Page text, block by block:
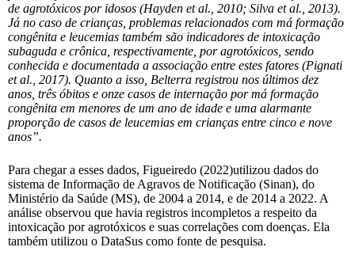
de agrotóxicos por idosos (Hayden et al., 2010; Silva et al., 2013).
Já no caso de crianças, problemas relacionados com má formação
congênita e leucemias também são indicadores de intoxicação
subaguda e crônica, respectivamente, por agrotóxicos, sendo
conhecida e documentada a associação entre estes fatores (Pignati
et al., 2017). Quanto a isso, Belterra registrou nos últimos dez
anos, três óbitos e onze casos de internação por má formação
congênita em menores de um ano de idade e uma alarmante
proporção de casos de leucemias em crianças entre cinco e nove
anos”.
Para chegar a esses dados, Figueiredo (2022)utilizou dados do
sistema de Informação de Agravos de Notificação (Sinan), do
Ministério da Saúde (MS), de 2004 a 2014, e de 2014 a 2022. A
análise observou que havia registros incompletos a respeito da
intoxicação por agrotóxicos e suas correlações com doenças. Ela
também utilizou o DataSus como fonte de pesquisa.